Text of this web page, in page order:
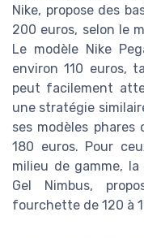
Nike, propose des
200 euros, selon le
Le modèle Nike
environ 110 euros,
peut facilement
une stratégie
ses modèles
180 euros. Pour
milieu de gamme,
Gel Nimbus,
fourchette de 120 à